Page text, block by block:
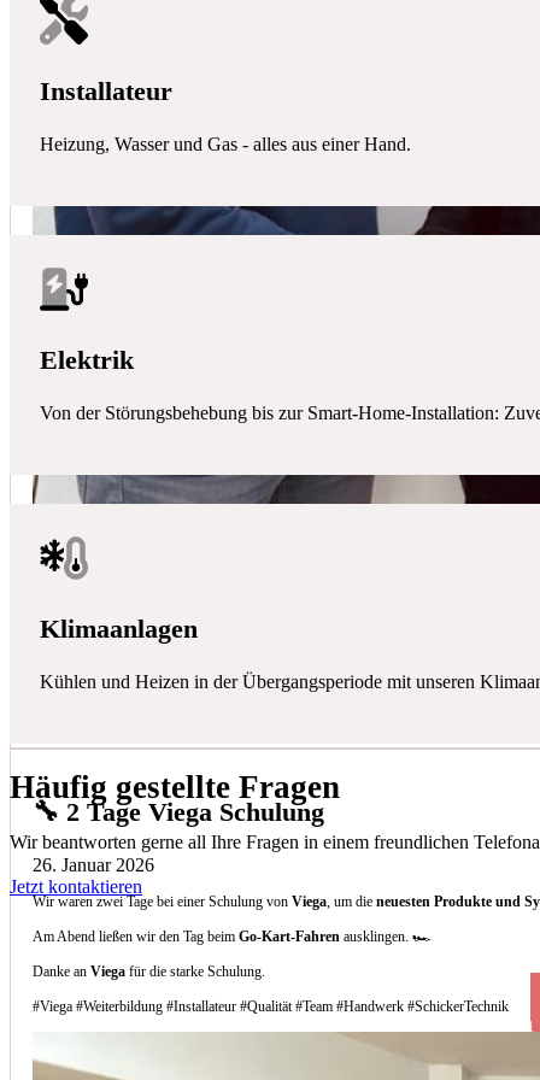
🔧 2 Tage Viega Schulung
26. Januar 2026
Wir waren zwei Tage bei einer Schulung vonViega, um dieneuesten Produkte und
Am Abend ließen wir den Tag beimGo-Kart-Fahren ausklingen. 🏎️
Danke anViega für die starke Schulung.
#Viega #Weiterbildung #Installateur #Qualität #Team #Handwerk #SchickerTechnik
Installateur
Heizung, Wasser und Gas - alles aus einer Hand.
Elektrik
Von der Störungsbehebung bis zur Smart-Home-Installation:
Klimaanlagen
Kühlen und Heizen in der Übergangsperiode mit unseren
Häufig gestellte Fragen
Wir beantworten gerne all Ihre Fragen in einem freundlichen
Jetzt kontaktieren
Welche Arten von Klimaanlagen installieren